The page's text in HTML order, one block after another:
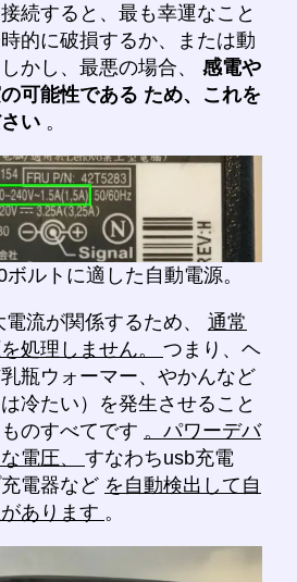
続すると、最も幸運なこと
的に破損するか、または動
かし、最悪の場合、 感電や
可能性である ため、これを
い 。
ルトに適した自動電源。
電流が関係するため、 通常
処理しません。 つまり、ヘ
瓶ウォーマー、やかんなど
冷たい）を発生させること
のすべてです 。パワーデバ
電圧、 すなわちusb充電
電器など を自動検出して自
あります 。